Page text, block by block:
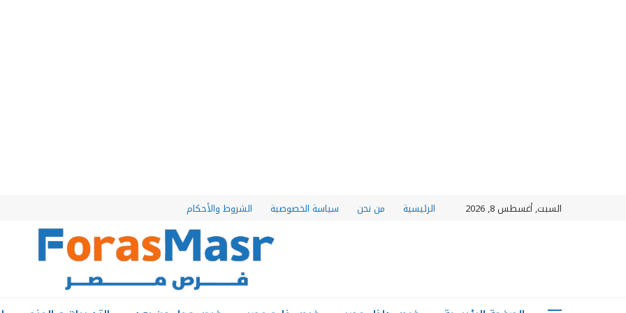
السبت, أغسطس 8, 2026 الرئيسية من نحن سياسة الخصوصية الشروط والأحكام